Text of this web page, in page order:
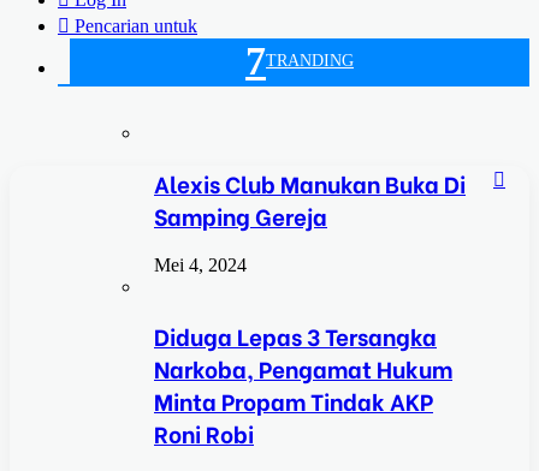
Pencarian untuk
7TRANDING
Alexis Club Manukan Buka Di
Samping Gereja
Mei 4, 2024
Diduga Lepas 3 Tersangka
Narkoba, Pengamat Hukum
Minta Propam Tindak AKP
Roni Robi